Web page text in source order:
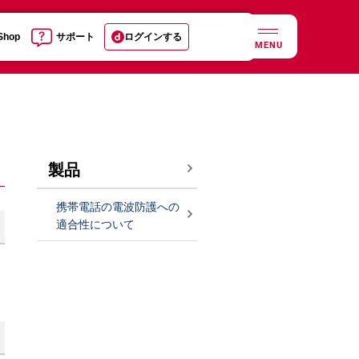
サポート ログインする
MENU
製品
携帯電話の電波防護への
適合性について